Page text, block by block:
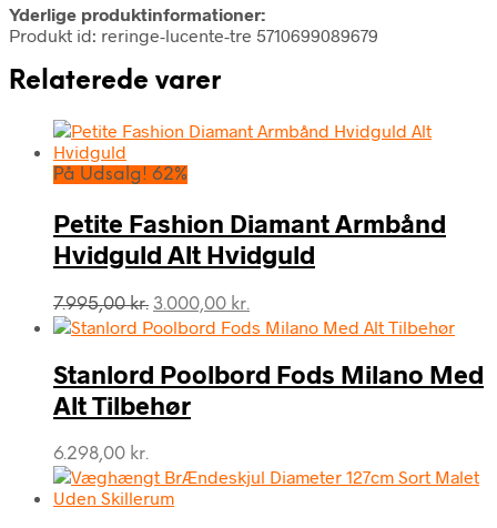
Yderlige produktinformationer:
Produkt id: reringe-lucente-tre 5710699089679
Relaterede varer
På Udsalg! 62%
Petite Fashion Diamant Armbånd
Hvidguld Alt Hvidguld
7.995,00kr. Den
oprindelige
var:
7.995,00 kr..
3.000,00 kr.
aktuelle
er:
3.000,00 kr..
Stanlord Poolbord Fods Milano Med
Alt Tilbehør
6.298,00 kr.